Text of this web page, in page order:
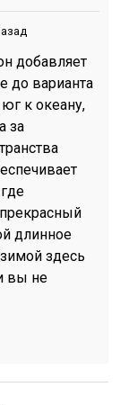
добавляет
до варианта
к океану,
за
прекрасный
длинное
здесь
вы не